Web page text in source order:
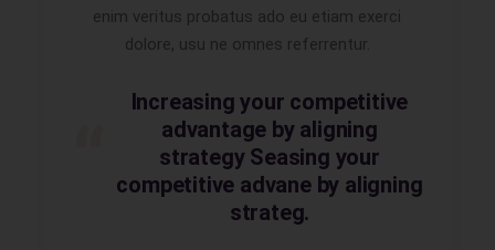
enim veritus probatus ado eu etiam exerci
dolore, usu ne omnes referrentur.
Increasing your competitive
advantage by aligning
strategy Seasing your
competitive advane by aligning
strateg.